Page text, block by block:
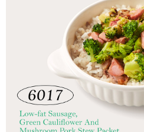
請求用戶進行身份認證。
５．嚴禁一人註冊多個帳號或使用他人
恩沛科技股份有限公司將有權停止該用